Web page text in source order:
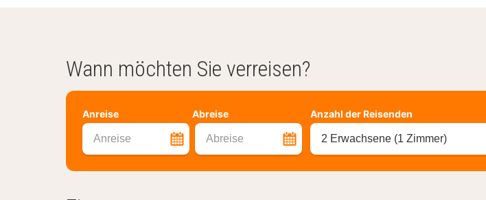
Wann möchten Sie verreisen?
Anreise Abreise
Anreise Abreise
Anzahl der Reisenden
2 Erwachsene (1 Zimmer)